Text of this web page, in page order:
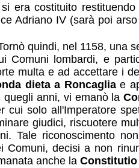
era costituito
Adriano IV (sarà poi
i suoi diritti sovrani
Comuni lombardi, e
multa e ad accettare i
dieta a Roncagliae
quegli anni, vi emanò la
cui solo all'Imperatore
giudici, riscuotere
Tale riconoscimento
Comuni, decisi a non
anche la